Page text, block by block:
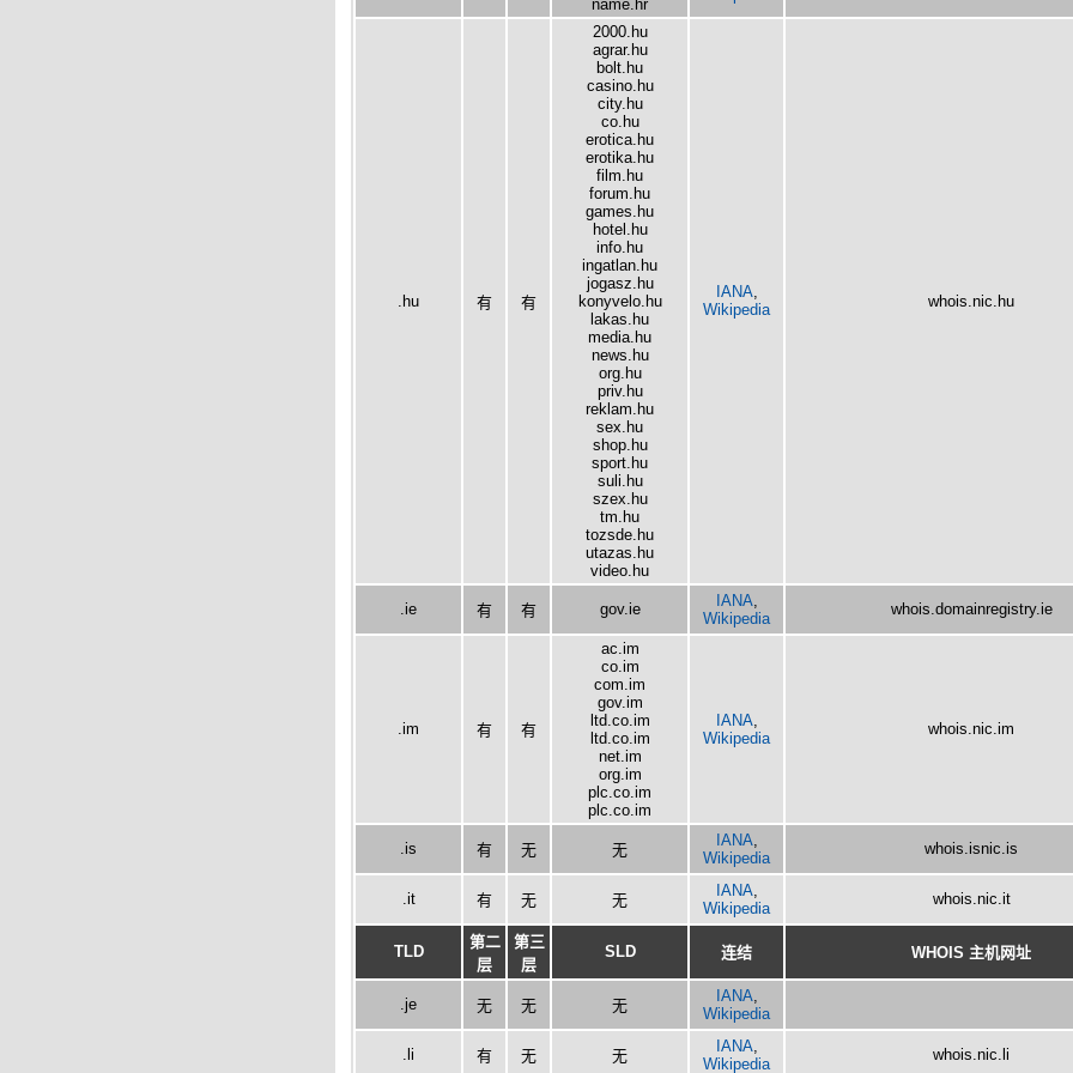
name.hr
.hu 有 有
2000.hu
agrar.hu
bolt.hu
casino.hu
city.hu
co.hu
erotica.hu
erotika.hu
film.hu
forum.hu
games.hu
hotel.hu
info.hu
ingatlan.hu
jogasz.hu
konyvelo.hu
lakas.hu
media.hu
news.hu
org.hu
priv.hu
reklam.hu
sex.hu
shop.hu
sport.hu
suli.hu
szex.hu
tm.hu
tozsde.hu
utazas.hu
video.hu
IANA,
Wikipedia
whois.nic.hu
.ie 有 有 gov.ie IANA
Wikipedia
whois.domainregistry.ie
.im 有 有
ac.im
co.im
com.im
gov.im
ltd.co.im
ltd.co.im
net.im
org.im
plc.co.im
plc.co.im
IANA,
Wikipedia
whois.nic.im
.is 有 无 无
IANA
Wikipedia
whois.isnic.is
.it 有 无 无
IANA,
Wikipedia
whois.nic.it
TLD
第二
层
第三
层
SLD 连结 WHOIS 主机网址
.je 无 无 无
IANA
Wikipedia
.li 有 无 无
IANA,
Wikipedia
whois.nic.li